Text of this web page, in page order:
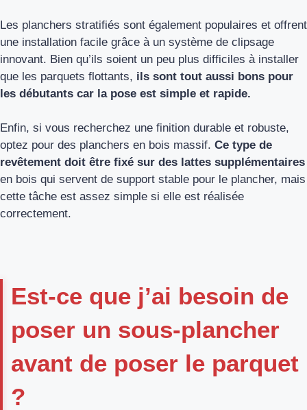
Les planchers stratifiés sont également populaires et offrent
une installation facile grâce à un système de clipsage
innovant. Bien qu’ils soient un peu plus difficiles à installer
que les parquets flottants, ils sont tout aussi bons pour
les débutants car la pose est simple et rapide.
Enfin, si vous recherchez une finition durable et robuste,
optez pour des planchers en bois massif. Ce type de
revêtement doit être fixé sur des lattes supplémentaires
en bois qui servent de support stable pour le plancher, mais
cette tâche est assez simple si elle est réalisée
correctement.
Est-ce que j’ai besoin de
poser un sous-plancher
avant de poser le parquet
?